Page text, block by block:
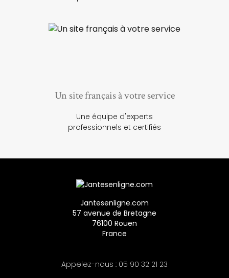
Un site français à votre service
Une équipe d'experts
professionnels et certifiés
Jantesenligne.com
57 avenue de Bretagne
76100 Rouen
France
Appelez-nous : 05 90 32 21 23